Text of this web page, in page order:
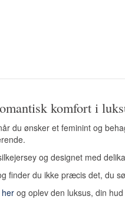
komfort i
du ønsker et feminint og
og designet med
finder du ikke præcis det, du
her og oplev den luksus, din